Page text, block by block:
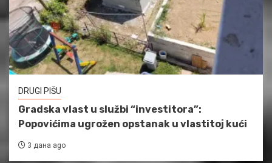
DRUGI PIŠU
Gradska vlast u službi “investitora”:
Popovićima ugrožen opstanak u vlastitoj kući
3 дана ago